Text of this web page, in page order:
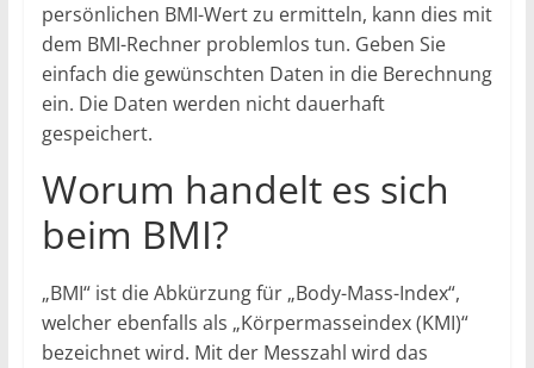
persönlichen BMI-Wert zu ermitteln, kann dies mit
dem BMI-Rechner problemlos tun. Geben Sie
einfach die gewünschten Daten in die Berechnung
ein. Die Daten werden nicht dauerhaft
gespeichert.
Worum handelt es sich
beim BMI?
„BMI“ ist die Abkürzung für „Body-Mass-Index“,
welcher ebenfalls als „Körpermasseindex (KMI)“
bezeichnet wird. Mit der Messzahl wird das